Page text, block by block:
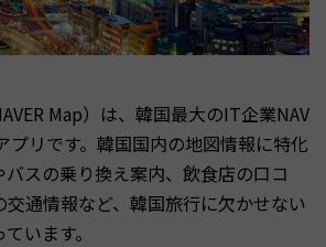
Map）は、韓国最大のIT企業NAV
プリです。韓国国内の地図情報に特化
バスの乗り換え案内、飲食店の口コ
交通情報など、韓国旅行に欠かせない
います。